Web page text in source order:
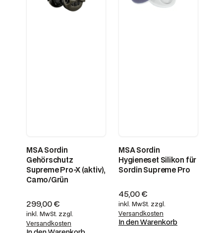
MSA Sordin
Gehörschutz
Supreme Pro-X (aktiv),
Camo/Grün
299,00€
inkl. MwSt. zzgl.
Versandkosten
MSA Sordin
Hygieneset Silikon für
Sordin Supreme Pro
45,00€
inkl. MwSt. zzgl.
Versandkosten
In den Warenkorb